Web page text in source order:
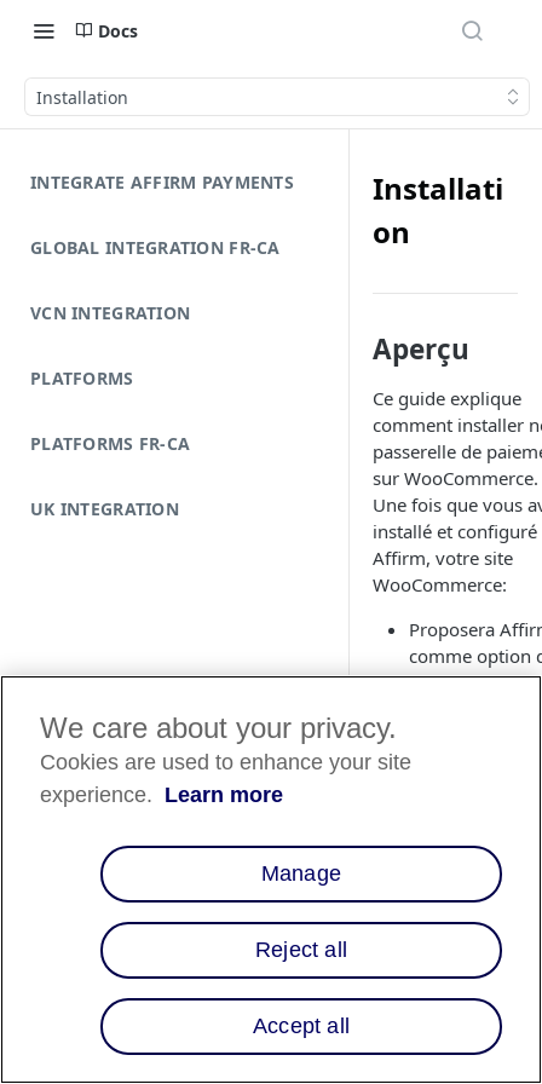
Docs
Installation
INTEGRATE AFFIRM PAYMENTS
GLOBAL INTEGRATION FR-CA
VCN INTEGRATION
PLATFORMS
PLATFORMS FR-CA
UK INTEGRATION
Installati
on
Aperçu
Ce guide explique
comment installer
passerelle de
sur WooCommerce.
Une fois que vous
installé et configuré
Affirm, votre site
WooCommerce:
Proposera
comme option
paiement à la
Affirm dans
Affichera les
promotionnels
d'Affirm
Installer
l'extension
Affirm
We care about your privacy.
Cookies are used to enhance your site
experience. Learn more
Manage
Reject all
Accept all